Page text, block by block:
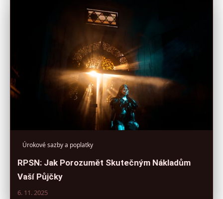
Úrokové sazby a poplatky
RPSN: Jak Porozumět Skutečným Nákladům
Vaší Půjčky
6. 11. 2025